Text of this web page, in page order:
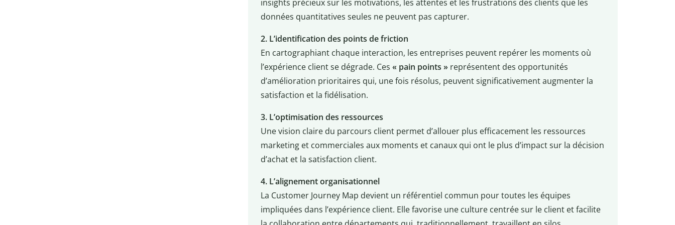
insights précieux sur les motivations, les attentes et les frustrations des clients que les
données quantitatives seules ne peuvent pas capturer.
2. L’identification des points de friction
En cartographiant chaque interaction, les entreprises peuvent repérer les moments où
l’expérience client se dégrade. Ces « pain points »représentent des opportunités
d’amélioration prioritaires qui, une fois résolus, peuvent significativement augmenter la
satisfaction et la fidélisation.
3. L’optimisation des ressources
Une vision claire du parcours client permet d’allouer plus efficacement les ressources
marketing et commerciales aux moments et canaux qui ont le plus d’impact sur la décision
d’achat et la satisfaction client.
4. L’alignement organisationnel
La Customer Journey Map devient un référentiel commun pour toutes les équipes
impliquées dans l’expérience client. Elle favorise une culture centrée sur le client et facilite